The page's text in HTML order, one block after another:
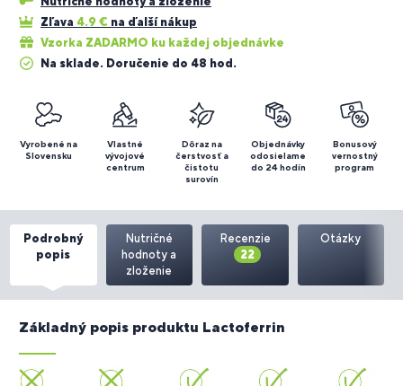
Zľava 4.9 € na ďalší nákup
Vzorka ZADARMO ku každej objednávke
Na sklade. Doručenie do 48 hod.
Vyrobené na
Slovensku
Vlastné
vývojové
centrum
Dôraz na
čerstvosť a
čistotu
surovín
Objednávky
odosielame
do 24 hodín
Bonusový
vernostný
program
Podrobný
popis
Nutričné
hodnoty a
zloženie
Recenzie
22
Otázky
Základný popis produktu Lactoferrin